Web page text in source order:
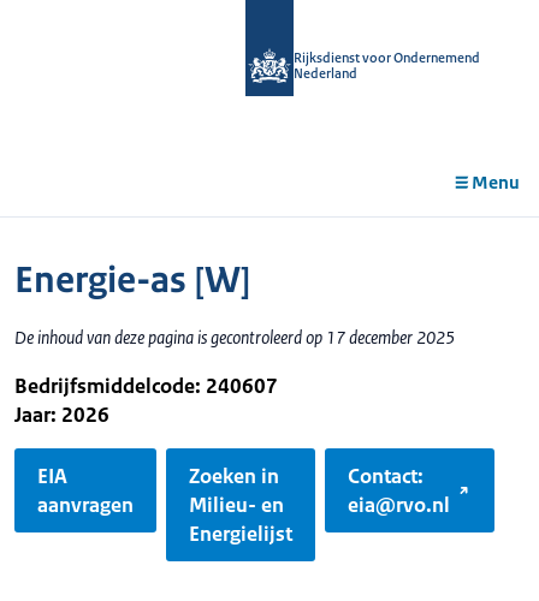
Rijksdienst voor Ondernemend
Nederland
Menu
Energie-as [W]
De inhoud van deze pagina is gecontroleerd op 17 december 2025
Bedrijfsmiddelcode: 240607
Jaar: 2026
EIA
aanvragen
Zoeken in
Milieu- en
Energielijst
Contact:
eia@rvo.nl